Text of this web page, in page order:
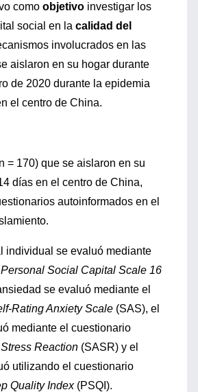
como objetivo investigar los
social en la calidad del
involucrados en las
aislaron en su hogar durante
de 2020 durante la epidemia
el centro de China.
= 170) que se aislaron en su
días en el centro de China,
autoinformados en el
individual se evaluó mediante
Personal Social Capital Scale 16
se evaluó mediante el
Rating Anxiety Scale (SAS), el
mediante el cuestionario
Reaction (SASR) y el
utilizando el cuestionario
Quality Index(PSQI).